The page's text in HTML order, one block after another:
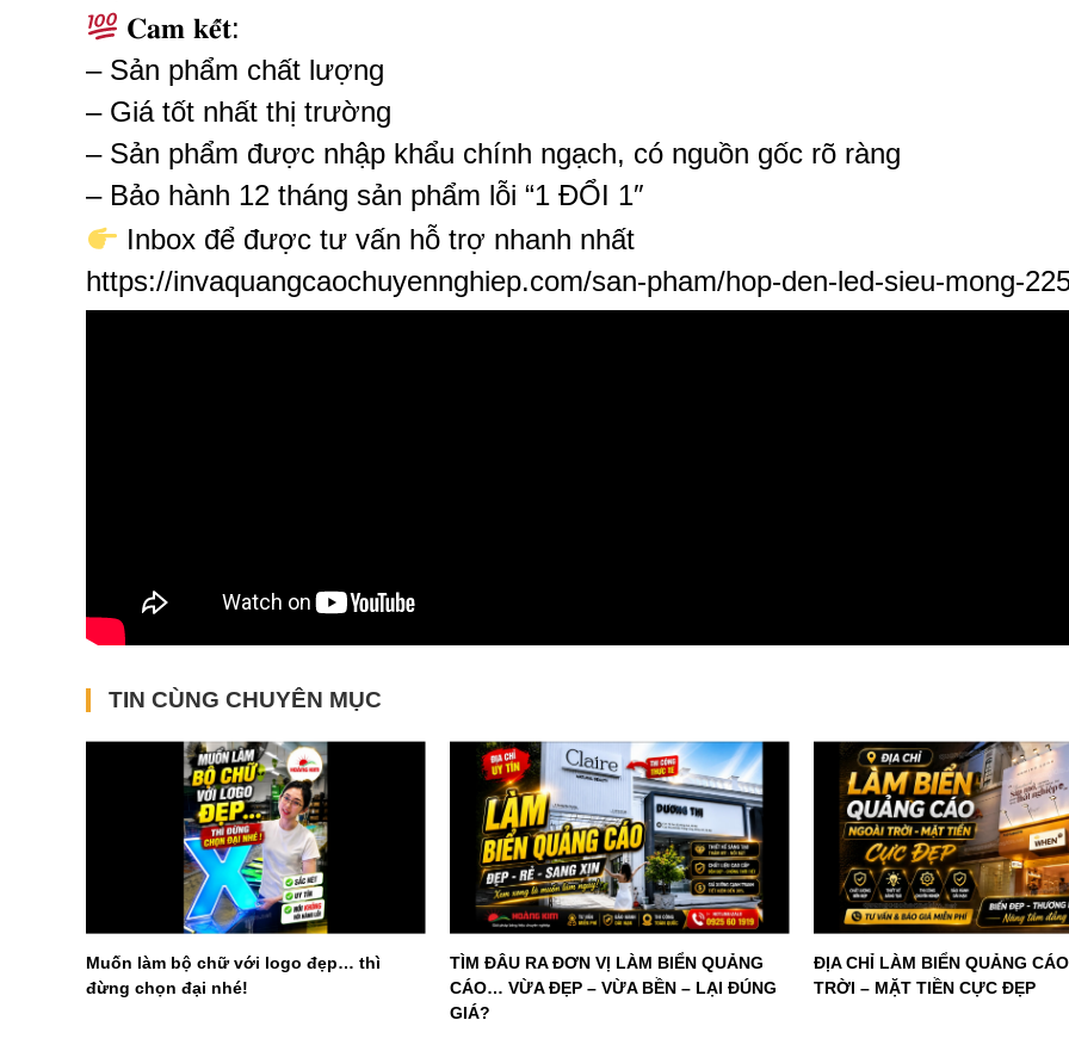
𝐂𝐚𝐦 𝐤𝐞̂́𝐭:
– Sản phẩm chất lượng
– Giá tốt nhất thị trường
– Sản phẩm được nhập khẩu chính ngạch, có nguồn gốc rõ ràng
– Bảo hành 12 tháng sản phẩm lỗi “1 ĐỔI 1″
Inbox để được tư vấn hỗ trợ nhanh nhất
https://invaquangcaochuyennghiep.com/san-pham/hop-den-led-sieu-mong-
TIN CÙNG CHUYÊN MỤC
Muốn làm bộ chữ với logo đẹp… thì
đừng chọn đại nhé!
TÌM ĐÂU RA ĐƠN VỊ LÀM BIỂN QUẢNG
CÁO… VỪA ĐẸP – VỪA BỀN – LẠI ĐÚNG
GIÁ?
ĐỊA CHỈ LÀM BIỂN QUẢNG
TRỜI – MẶT TIỀN CỰC ĐẸP